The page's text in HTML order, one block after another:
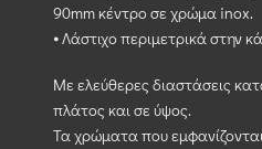
90mm κέντρο σε χρώμα inox.
⦁ Λάστιχο περιμετρικά στην
Με ελεύθερες διαστάσεις
πλάτος και σε ύψος.
Τα χρώματα που